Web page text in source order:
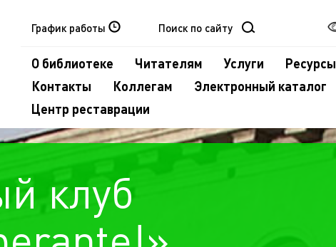
График работы
О библиотеке Читателям Услуги Ресурсы
Контакты
Коллегам
Электронный каталог
Центр реставрации
клуб